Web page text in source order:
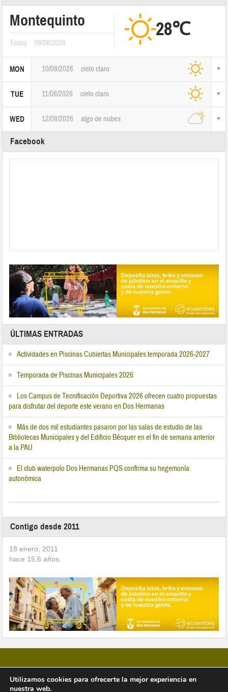
Montequinto
Today 09/08/2026
28℃
MON 10/08/2026 cielo claro
TUE 11/08/2026 cielo claro
WED 12/08/2026 algo de nubes
Facebook
ÚLTIMAS ENTRADAS
Actividades en Piscinas Cubiertas Municipales temporada 2026-2027
Temporada de Piscinas Municipales 2026
Los Campus de Tecnificación Deportiva 2026 ofrecen cuatro propuestas
para disfrutar del deporte este verano en Dos Hermanas
Más de dos mil estudiantes pasaron por las salas de estudio de las
Bibliotecas Municipales y del Edificio Bécquer en el fin de semana anterior
a la PAU
El club waterpolo Dos Hermanas PQS confirma su hegemonía
autonómica
Contigo desde 2011
18 enero, 2011
hace 15,6 años.
Copyright © 2026 Vivir en Montequinto Periódico Digital
Utilizamos cookies para ofrecerte la mejor experiencia en
nuestra web.